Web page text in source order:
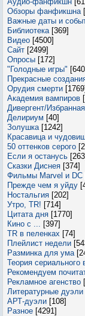
Обзоры фанфикшна
Важные даты и
Библиотека [369]
Видео [4500]
Сайт [2499]
Опросы [172]
"Голодные игры"
Прекрасные
Орудия смерти [1769]
Академия вампиров
Дивергент/Избранная
Делириум [40]
Золушка [1242]
Красавица и
50 оттенков серого
Если я останусь
Сказки Диснея [374]
Фильмы Marvel и DC
Прежде чем я уйду
Ностальгия [202]
Утро, TR! [714]
Цитата дня [1770]
Кино с ... [397]
TR в пеленках [74]
Плейлист недели
Разминка для ума
Теория сериального
Рекомендуем
Рекламное агенство
Литературные дуэли
АРТ-дуэли [108]
Разное [4291]